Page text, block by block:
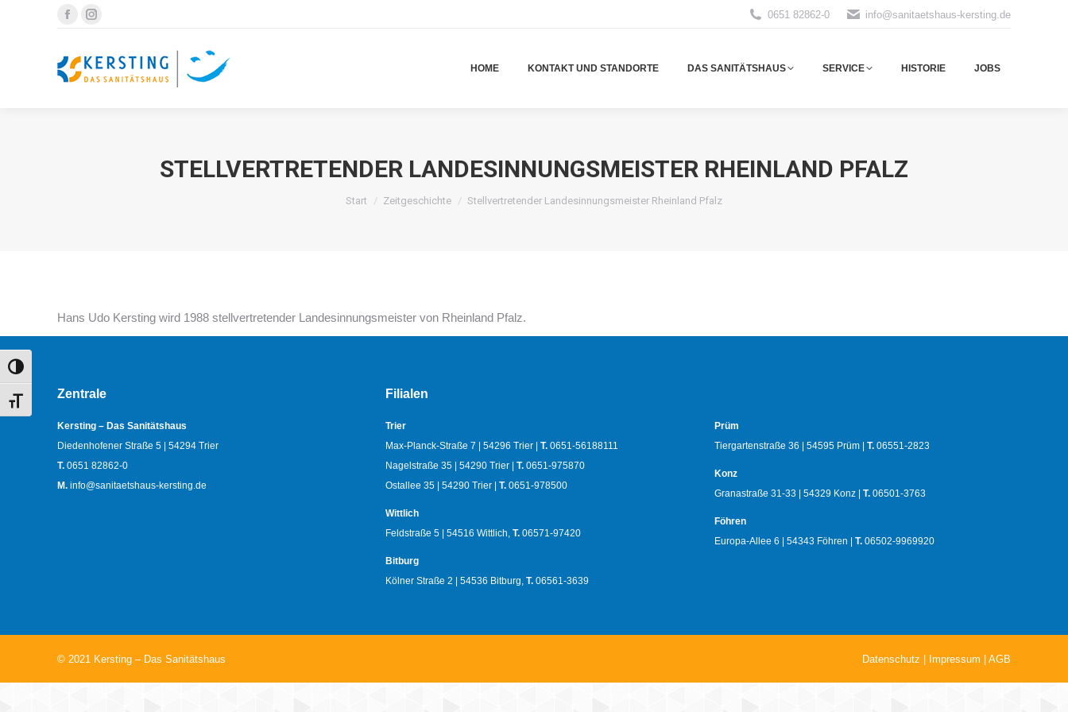
Umschalten auf hohe Kontraste
Schrift vergrößern
Facebook
opens
in
Instagram
opens
in
0651 82862-0 info@sanitaetshaus-kersting.de
HOME KONTAKT UND STANDORTE DAS SANITÄTSHAUS SERVICE HISTORIE JOBS
STELLVERTRETENDER LANDESINNUNGSMEISTER RHEINLAND PFALZ
Sie befinden sich hier:
Start Zeitgeschichte Stellvertretender Landesinnungsmeister Rheinland Pfalz
Hans Udo Kersting wird 1988 stellvertretender Landesinnungsmeister von Rheinland Pfalz.
Zentrale
Kersting – Das Sanitätshaus
Diedenhofener Straße 5 | 54294 Trier
T. 0651 82862-0
M. info@sanitaetshaus-kersting.de
Filialen
Trier
Max-Planck-Straße 7 | 54296 Trier |T. 0651-56188111
Nagelstraße 35 | 54290 Trier |T. 0651-975870
Ostallee 35 | 54290 Trier |T. 0651-978500
Wittlich
Feldstraße 5 | 54516 Wittlich,T. 06571-97420
Bitburg
Kölner Straße 2 | 54536 Bitburg,T. 06561-3639
Prüm
Tiergartenstraße 36 | 54595 Prüm | T. 06551-2823
Konz
Granastraße 31-33 | 54329 Konz | T. 06501-3763
Föhren
Europa-Allee 6 | 54343 Föhren | T. 06502-9969920
© 2021 Kersting – Das Sanitätshaus Datenschutz | Impressum | AGB
JOBS